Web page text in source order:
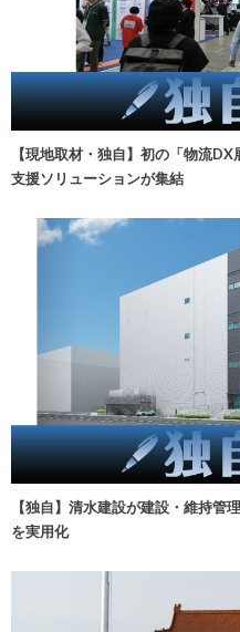
【現地取材・独自】初の「物流
支援ソリューションが集結
【独自】清水建設が建設・維持管
を実用化